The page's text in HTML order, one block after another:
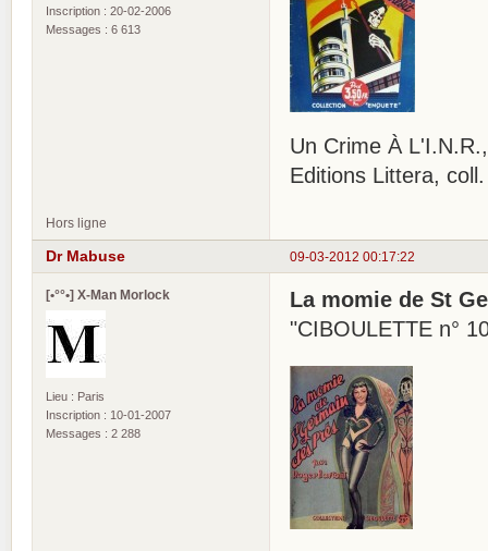
Inscription : 20-02-2006
Messages : 6 613
Un Crime À
Editions Littera,
Hors ligne
09-03-2012 00:17:22
Dr Mabuse
[•°°•] X-Man Morlock
Lieu : Paris
Inscription : 10-01-2007
Messages : 2 288
La momie de St
"CIBOULETTE n°